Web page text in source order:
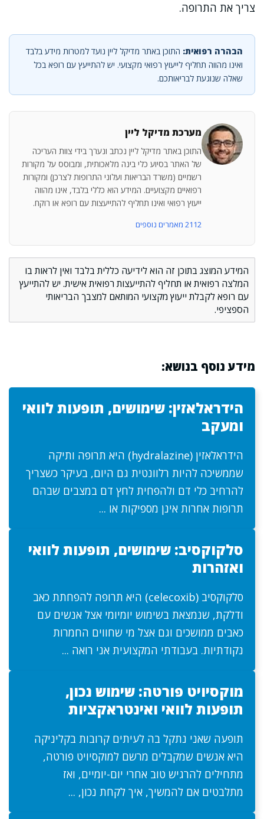
צריך את התרופה.
הבהרה רפואית: התוכן באתר מדיקל ליין נועד למטרות מידע בלבד
ואינו מהווה תחליף לייעוץ רפואי מקצועי. יש להתייעץ עם רופא בכל
שאלה שנוגעת לבריאותכם.
מערכת מדיקל ליין
התוכן באתר מדיקל ליין נכתב ונערך בידי צוות העריכה
של האתר בסיוע כלי בינה מלאכותית, ומבוסס על מקורות
רשמיים (משרד הבריאות ועלוני התרופות לצרכן) ומקורות
רפואיים מקצועיים. המידע הוא כללי בלבד, אינו מהווה
ייעוץ רפואי ואינו תחליף להתייעצות עם רופא או רוקח.
2112 מאמרים נוספים
המידע המוצג בתוכן זה הוא לידיעה כללית בלבד ואין לראות בו
המלצה רפואית או תחליף להתייעצות רפואית אישית. יש להתייעץ
עם רופא לקבלת ייעוץ מקצועי המותאם למצבך הבריאותי
הספציפי.
מידע נוסף בנושא:
הידראלאזין: שימושים, תופעות לוואי
ומעקב
הידראלאזין (hydralazine) היא תרופה ותיקה
שממשיכה להיות רלוונטית גם היום, בעיקר כשצריך
להרחיב כלי דם ולהפחית לחץ דם במצבים שבהם
תרופות אחרות אינן מספיקות או ...
סלקוקסיב: שימושים, תופעות לוואי
ואזהרות
סלקוקסיב (celecoxib) היא תרופה להפחתת כאב
ודלקת, שנמצאת בשימוש יומיומי אצל אנשים עם
כאבים ממושכים וגם אצל מי שחווים החמרות
נקודתיות. בעבודתי המקצועית אני רואה ...
מוקסיויט פורטה: שימוש נכון,
תופעות לוואי ואינטראקציות
תופעה שאני נתקל בה לעיתים קרובות בקליניקה
היא אנשים שמקבלים מרשם למוקסיויט פורטה,
מתחילים להרגיש טוב אחרי יום-יומיים, ואז
מתלבטים אם להמשיך, איך לקחת נכון, ...